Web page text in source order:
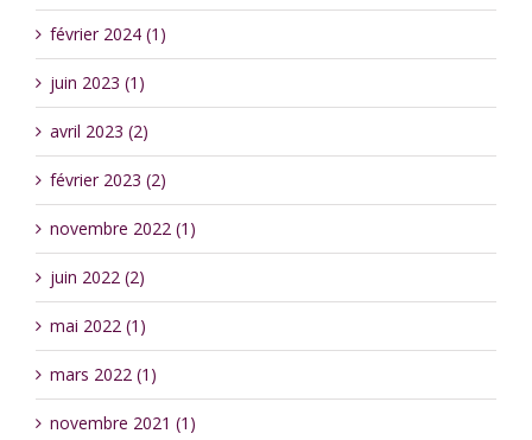
février 2024 (1)
juin 2023 (1)
avril 2023 (2)
février 2023 (2)
novembre 2022 (1)
juin 2022 (2)
mai 2022 (1)
mars 2022 (1)
novembre 2021 (1)